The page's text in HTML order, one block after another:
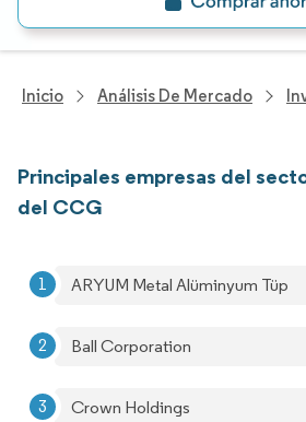
Inicio Análisis De Mercado
Principales empresas del
del CCG
ARYUM Metal Alüminyum Tüp
Ball Corporation
Crown Holdings